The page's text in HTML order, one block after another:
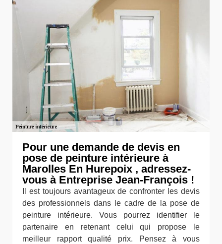
Pour une demande de devis en
pose de peinture intérieure à
Marolles En Hurepoix , adressez-
vous à Entreprise Jean-François !
Il est toujours avantageux de confronter les devis
des professionnels dans le cadre de la pose de
peinture intérieure. Vous pourrez identifier le
partenaire en retenant celui qui propose le
meilleur rapport qualité prix. Pensez à vous